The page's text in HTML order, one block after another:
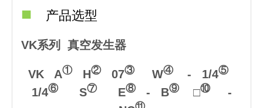
■ 产品选型
VK系列 真空发生器
VK A①H②07③W④- 1/4⑤
1/4⑥S⑦E⑧- B⑨□⑩-